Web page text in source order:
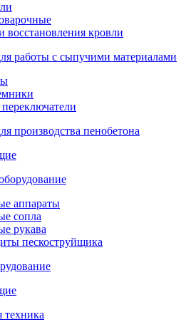
восстановления кровли
работы с сыпучими материалами
производства пенобетона
аппараты
сопла
рукава
пескоструйщика
техника